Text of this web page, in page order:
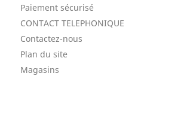
Paiement sécurisé
CONTACT TELEPHONIQUE
Contactez-nous
Plan du site
Magasins